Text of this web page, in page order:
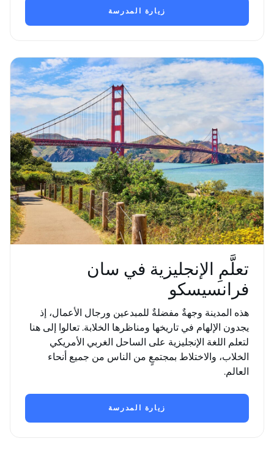
زيارة المدرسة
تعلَّمِ الإنجليزية في سان
فرانسيسكو
هذه المدينة وجهةٌ مفضلةٌ للمبدعين ورجال الأعمال، إذ
يجدون الإلهام في تاريخها ومناظرها الخلابة. تعالوا إلى هنا
لتعلم اللغة الإنجليزية على الساحل الغربي الأمريكي
الخلاب، والاختلاط بمجتمعٍ من الناس من جميع أنحاء
العالم.
زيارة المدرسة